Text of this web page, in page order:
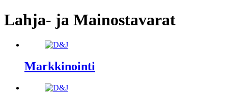
Lahja- ja Mainostavarat
Markkinointi